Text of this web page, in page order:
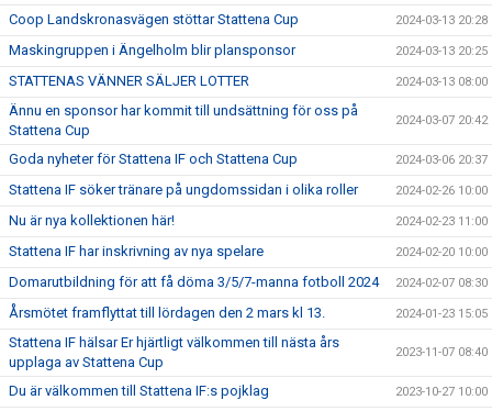
Coop Landskronasvägen stöttar Stattena Cup 2024-03-13 20:28
Maskingruppen i Ängelholm blir plansponsor 2024-03-13 20:25
STATTENAS VÄNNER SÄLJER LOTTER 2024-03-13 08:00
Ännu en sponsor har kommit till undsättning för oss på
Stattena Cup
2024-03-07 20:42
Goda nyheter för Stattena IF och Stattena Cup 2024-03-06 20:37
Stattena IF söker tränare på ungdomssidan i olika roller 2024-02-26 10:00
Nu är nya kollektionen här! 2024-02-23 11:00
Stattena IF har inskrivning av nya spelare 2024-02-20 10:00
Domarutbildning för att få döma 3/5/7-manna fotboll 2024 2024-02-07 08:30
Årsmötet framflyttat till lördagen den 2 mars kl 13. 2024-01-23 15:05
Stattena IF hälsar Er hjärtligt välkommen till nästa års
upplaga av Stattena Cup
2023-11-07 08:40
Du är välkommen till Stattena IF:s pojklag 2023-10-27 10:00